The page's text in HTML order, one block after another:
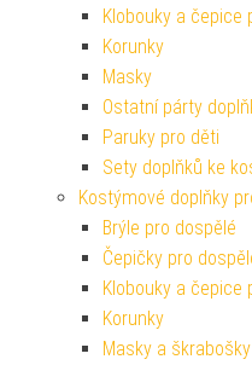
Klobouky a čepice
Korunky
Masky
Ostatní párty
Paruky pro děti
Sety doplňků ke
Kostýmové doplňky
Brýle pro dospělé
Čepičky pro
Klobouky a čepice
Korunky
Masky a